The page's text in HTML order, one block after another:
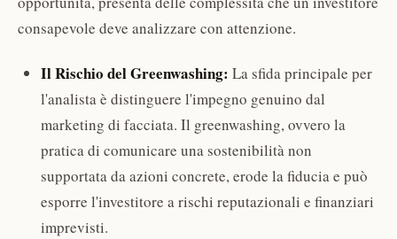
consapevole deve analizzare con attenzione.
Il Rischio del Greenwashing: La sfida principale per
l'analista è distinguere l'impegno genuino dal
marketing di facciata. Il greenwashing, ovvero la
pratica di comunicare una sostenibilità non
supportata da azioni concrete, erode la fiducia e può
esporre l'investitore a rischi reputazionali e finanziari
imprevisti.